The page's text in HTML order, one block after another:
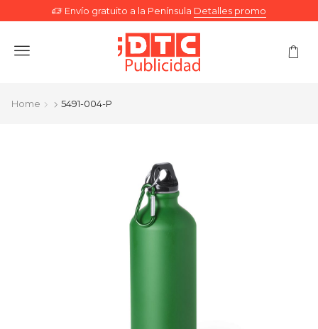
Envío gratuito a la Península Detalles promo
Menu
Home 5491-004-P